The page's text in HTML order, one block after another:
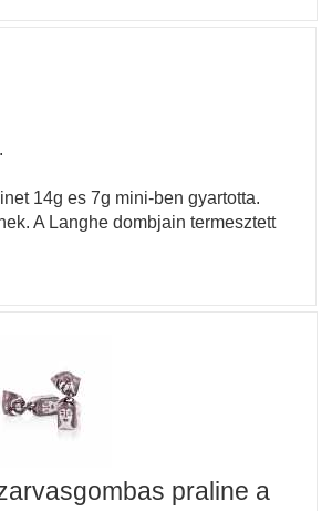
14g es 7g mini-ben gyartotta.
A Langhe dombjain termesztett
praline a